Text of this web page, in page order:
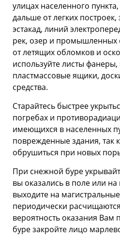
улицах населенного
дальше от легких
эстакад, линий
рек, озер и промышленных
от летящих обломков и
используйте листы
пластмассовые ящики,
средства.
Старайтесь быстрее
погребах и
имеющихся в населенных
поврежденные здания, так
обрушиться при новых
При снежной буре
вы оказались в поле или
выходите на
периодически
вероятность оказания
буре закройте лицо